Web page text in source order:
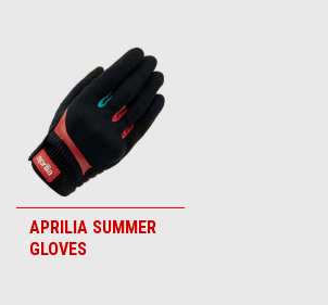
APRILIA SUMMER
GLOVES